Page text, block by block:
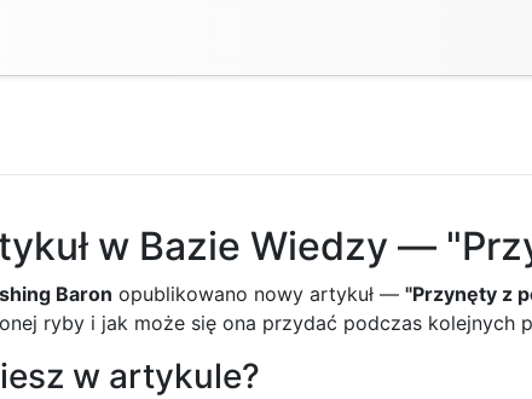
w Bazie Wiedzy —
Baron opublikowano nowy artykuł — "Przynęty z
ryby i jak może się ona przydać podczas kolejnych
w artykule?